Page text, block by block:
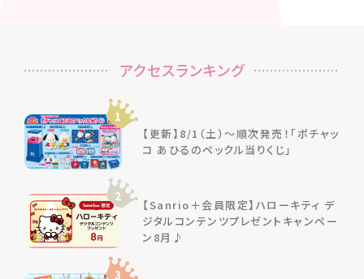
アクセスランキング
1
【更新】8/1（土）～順次発売！「ポチャッ
コ あひるのペックル当りくじ」
2
【Sanrio＋会員限定】ハローキティ デ
ジタルコンテンツプレゼントキャンペー
ン8月♪
3